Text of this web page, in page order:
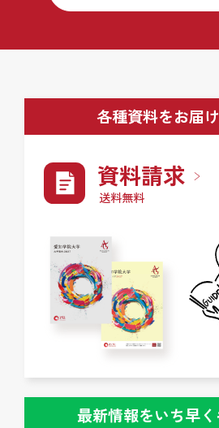
各種資料をお届
資料請求
送料無料
最新情報をいち早く